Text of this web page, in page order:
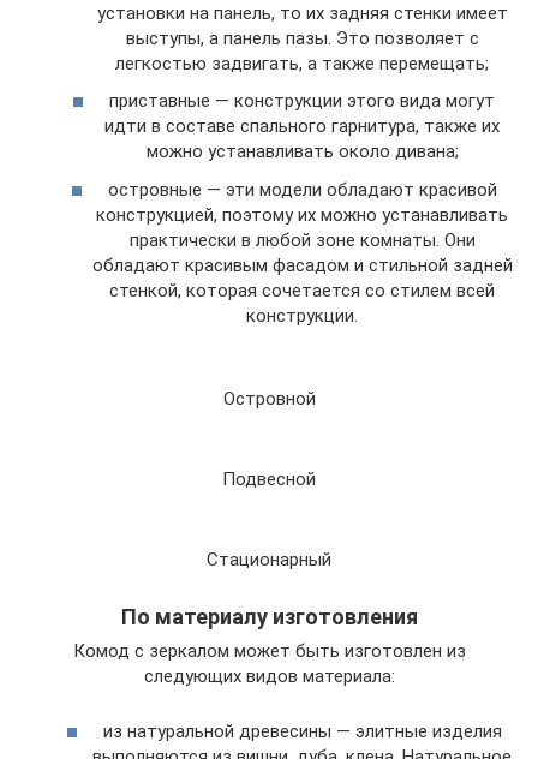
установки на панель, то их задняя стенки имеет
выступы, а панель пазы. Это позволяет с
легкостью задвигать, а также перемещать;
приставные — конструкции этого вида могут
идти в составе спального гарнитура, также их
можно устанавливать около дивана;
островные — эти модели обладают красивой
конструкцией, поэтому их можно устанавливать
практически в любой зоне комнаты. Они
обладают красивым фасадом и стильной задней
стенкой, которая сочетается со стилем всей
конструкции.
Островной
Подвесной
Стационарный
По материалу изготовления
Комод с зеркалом может быть изготовлен из
следующих видов материала:
из натуральной древесины — элитные изделия